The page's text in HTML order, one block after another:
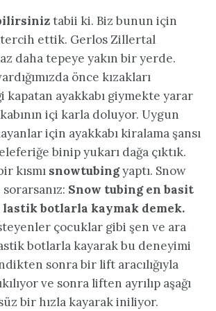
tabii ki. Biz bunun için
tercih ettik. Gerlos Zillertal
daha tepeye yakın bir yerde.
önce kızakları
kapatan ayakkabı giymekte yarar
içi karla doluyor. Uygun
için ayakkabı kiralama şansı
binip yukarı dağa çıktık.
kısmı snowtubingyaptı. Snow
Snow tubing en basit
botlarla kaymak demek.
çocuklar gibi şen ve ara
botlarla kayarak bu deneyimi
sonra bir lift aracılığıyla
ve sonra liften ayrılıp aşağı
bir hızla kayarak iniliyor.